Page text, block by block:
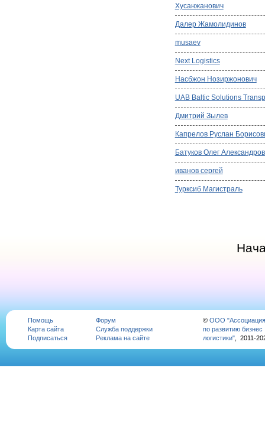
Хусанжанович
Далер Жамолидинов
musaev
Next Logistics
Насбжон Нозиржонович
UAB Baltic Solutions
Дмитрий Зылев
Капрелов Руслан
Батуков Олег
иванов сергей
Турксиб Магистраль
Помощь
Карта сайта
Подписаться
Форум
Служба поддержки
Реклама на сайте
© ООО "Ассоциация
по развитию бизнес
логистики", 2011-